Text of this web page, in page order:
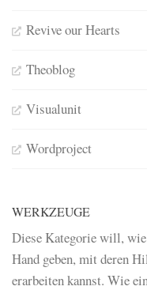
Revive our Hearts
Theoblog
Visualunit
Wordproject
WERKZEUGE
Diese Kategorie will,
Hand geben, mit deren
erarbeiten kannst. Wie